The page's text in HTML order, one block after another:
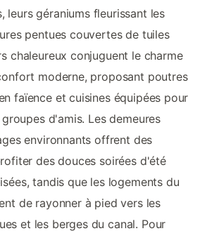
leurs géraniums fleurissant les
pentues couvertes de tuiles
chaleureux conjuguent le charme
moderne, proposant poutres
faïence et cuisines équipées pour
d'amis. Les demeures
environnants offrent des
des douces soirées d'été
tandis que les logements du
de rayonner à pied vers les
et les berges du canal. Pour